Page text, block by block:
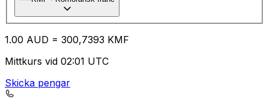
1.00 AUD = 300,7393 KMF
Mittkurs vid 02:01 UTC
Skicka pengar